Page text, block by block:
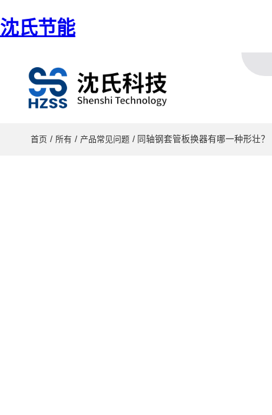
沈氏节能
首页 / 所有 / 产品常见问题 / 同轴钢套管板换器有哪一种形壮？